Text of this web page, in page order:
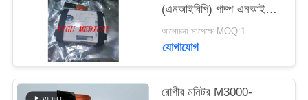
অনুরোধ
NEWS
(এনআইবিপি) পাম্প এনআইবিপি
মডিউল ফর ইন্টেলিভিউ এমপি২/
এক্স২/এমপি২০/এমপি৩০/
আলোচনা সাপেক্ষে MOQ:1
যোগাযোগ
রোগীর মনিটর M3000-